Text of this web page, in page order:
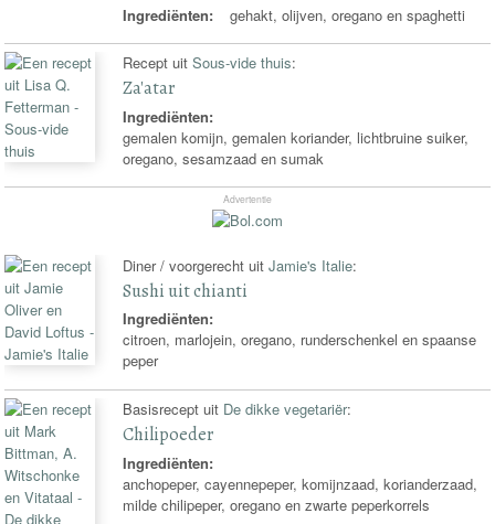
Ingrediënten: gehakt, olijven, oregano en spaghetti
Recept uitSous-vide thuis:
Za'atar
Ingrediënten:
gemalen komijn, gemalen koriander, lichtbruine suiker,
oregano, sesamzaad en sumak
Advertentie
Diner / voorgerecht uitJamie's Italie:
Sushi uit chianti
Ingrediënten:
citroen, marlojein, oregano, runderschenkel en spaanse
peper
Basisrecept uit De dikke vegetariër:
Chilipoeder
Ingrediënten:
anchopeper, cayennepeper, komijnzaad, korianderzaad,
milde chilipeper, oregano en zwarte peperkorrels